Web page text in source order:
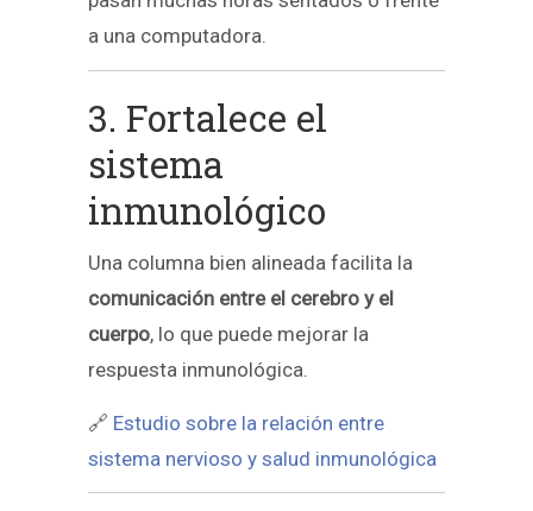
a una computadora.
3. Fortalece el
sistema
inmunológico
Una columna bien alineada facilita la
comunicación entre el cerebro y el
cuerpo, lo que puede mejorar la
respuesta inmunológica.
🔗 Estudio sobre la relación entre
sistema nervioso y salud inmunológica